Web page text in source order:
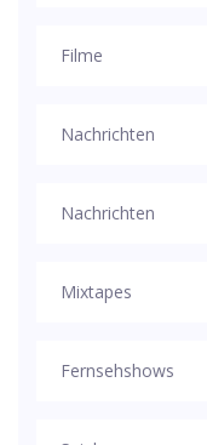
Filme
Nachrichten
Nachrichten
Mixtapes
Fernsehshows